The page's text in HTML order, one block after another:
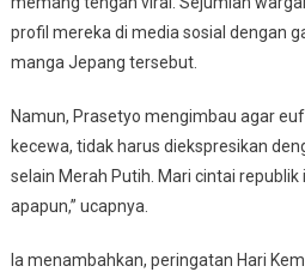
profil mereka di media sosial dengan
manga Jepang tersebut.
Namun, Prasetyo mengimbau agar
kecewa, tidak harus diekspresikan
selain Merah Putih. Mari cintai
apapun,” ucapnya.
Ia menambahkan, peringatan Hari